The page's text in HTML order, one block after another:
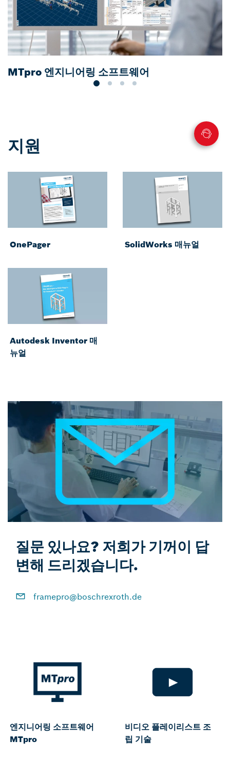
MTpro 엔지니어링 소프트웨어
지원
OnePager SolidWorks 매뉴얼
Autodesk Inventor 매
뉴얼
질문 있나요? 저희가 기꺼이 답
변해 드리겠습니다.
framepro@boschrexroth.de
엔지니어링 소프트웨어
MTpro
비디오 플레이리스트 조
립 기술